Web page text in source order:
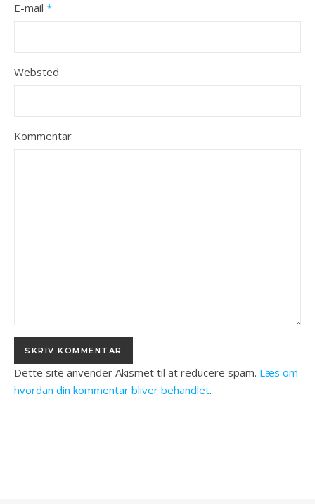
E-mail *
Websted
Kommentar
Dette site anvender Akismet til at reducere spam. Læs om
hvordan din kommentar bliver behandlet.